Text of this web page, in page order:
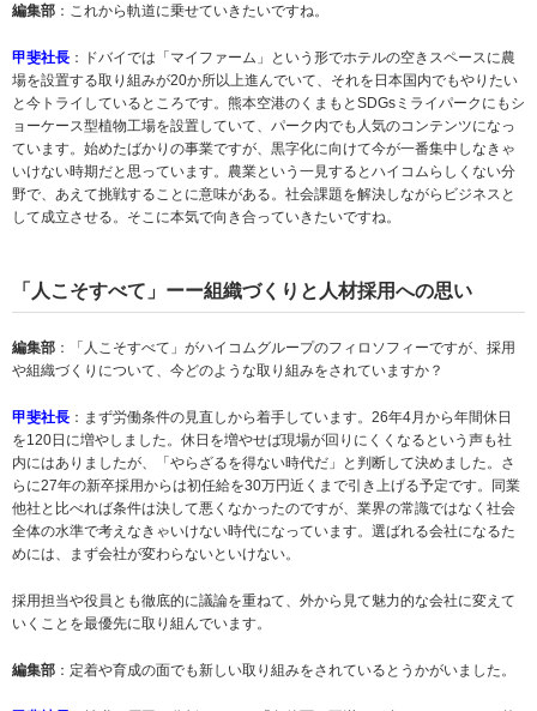
編集部 ：これから軌道に乗せていきたいですね。
甲斐社長 ：ドバイでは「マイファーム」という形でホテルの空きスペースに農
場を設置する取り組みが20か所以上進んでいて、それを日本国内でもやりたい
と今トライしているところです。熊本空港のくまもとSDGsミライパークにもシ
ョーケース型植物工場を設置していて、パーク内でも人気のコンテンツになっ
ています。始めたばかりの事業ですが、黒字化に向けて今が一番集中しなきゃ
いけない時期だと思っています。農業という一見するとハイコムらしくない分
野で、あえて挑戦することに意味がある。社会課題を解決しながらビジネスと
して成立させる。そこに本気で向き合っていきたいですね。
「人こそすべて」ーー組織づくりと人材採用への思い
編集部 ：「人こそすべて」がハイコムグループのフィロソフィーですが、採用
や組織づくりについて、今どのような取り組みをされていますか？
甲斐社長 ：まず労働条件の見直しから着手しています。26年4月から年間休日
を120日に増やしました。休日を増やせば現場が回りにくくなるという声も社
内にはありましたが、「やらざるを得ない時代だ」と判断して決めました。さ
らに27年の新卒採用からは初任給を30万円近くまで引き上げる予定です。同業
他社と比べれば条件は決して悪くなかったのですが、業界の常識ではなく社会
全体の水準で考えなきゃいけない時代になっています。選ばれる会社になるた
めには、まず会社が変わらないといけない。
採用担当や役員とも徹底的に議論を重ねて、外から見て魅力的な会社に変えて
いくことを最優先に取り組んでいます。
編集部 ：定着や育成の面でも新しい取り組みをされているとうかがいました。